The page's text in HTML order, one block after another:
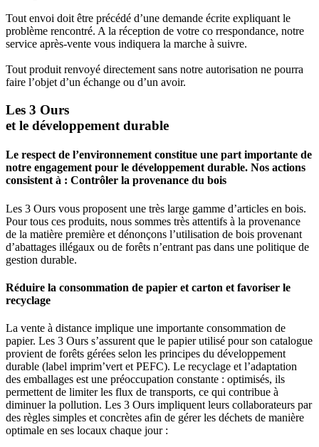
Tout envoi doit être précédé d’une demande écrite expliquant le
problème rencontré. A la réception de votre co rrespondance, notre
service après-vente vous indiquera la marche à suivre.
Tout produit renvoyé directement sans notre autorisation ne pourra
faire l’objet d’un échange ou d’un avoir.
Les 3 Ours
et le développement durable
Le respect de l’environnement constitue une part importante de
notre engagement pour le développement durable. Nos actions
consistent à : Contrôler la provenance du bois
Les 3 Ours vous proposent une très large gamme d’articles en bois.
Pour tous ces produits, nous sommes très attentifs à la provenance
de la matière première et dénonçons l’utilisation de bois provenant
d’abattages illégaux ou de forêts n’entrant pas dans une politique de
gestion durable.
Réduire la consommation de papier et carton et favoriser le
recyclage
La vente à distance implique une importante consommation de
papier. Les 3 Ours s’assurent que le papier utilisé pour son catalogue
provient de forêts gérées selon les principes du développement
durable (label imprim’vert et PEFC). Le recyclage et l’adaptation
des emballages est une préoccupation constante : optimisés, ils
permettent de limiter les flux de transports, ce qui contribue à
diminuer la pollution. Les 3 Ours impliquent leurs collaborateurs par
des règles simples et concrètes afin de gérer les déchets de manière
optimale en ses locaux chaque jour :